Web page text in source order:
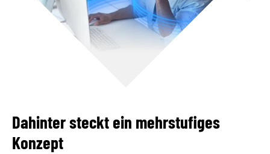
Dahinter steckt ein mehrstufiges
Konzept